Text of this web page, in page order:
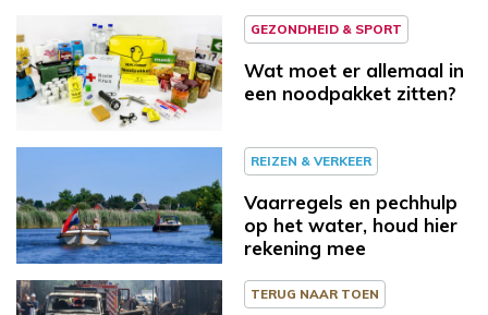
GEZONDHEID & SPORT
Wat moet er allemaal in
een noodpakket zitten?
REIZEN & VERKEER
Vaarregels en pechhulp
op het water, houd hier
rekening mee
TERUG NAAR TOEN